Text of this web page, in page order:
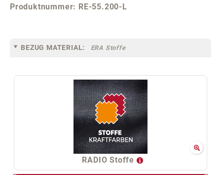
Produktnummer: RE-55.200-L
BEZUG MATERIAL: ERA Stoffe
RADIO Stoffe